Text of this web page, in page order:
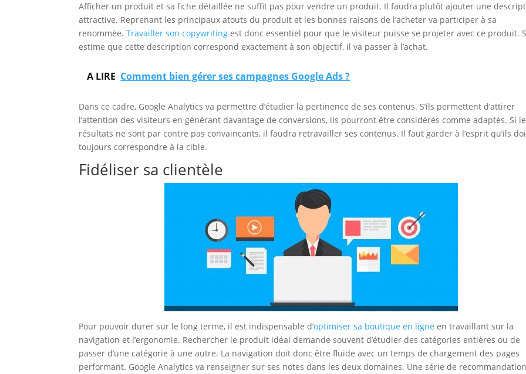
Afficher un produit et sa fiche détaillée ne suffit pas pour vendre un produit. Il faudra plutôt ajouter une
attractive. Reprenant les principaux atouts du produit et les bonnes raisons de l’acheter va participer à sa
renommée.Travailler son copywriting est donc essentiel pour que le visiteur puisse se projeter avec ce produit.
estime que cette description correspond exactement à son objectif, il va passer à l’achat.
A LIRE Comment bien gérer ses campagnes Google Ads ?
Dans ce cadre, Google Analytics va permettre d’étudier la pertinence de ses contenus. S’ils permettent d’attirer
l’attention des visiteurs en générant davantage de conversions, ils pourront être considérés comme adaptés. Si
résultats ne sont par contre pas convaincants, il faudra retravailler ses contenus. Il faut garder à l’esprit qu’ils
toujours correspondre à la cible.
Fidéliser sa clientèle
Pour pouvoir durer sur le long terme, il est indispensable d’optimiser sa boutique en ligne en travaillant sur la
navigation et l’ergonomie. Rechercher le produit idéal demande souvent d’étudier des catégories entières ou de
passer d’une catégorie à une autre. La navigation doit donc être fluide avec un temps de chargement des pages
performant. Google Analytics va renseigner sur ses notes dans les deux domaines. Une série de